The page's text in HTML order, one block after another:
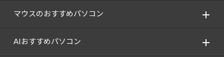
マウスのおすすめパソコン
AIおすすめパソコン